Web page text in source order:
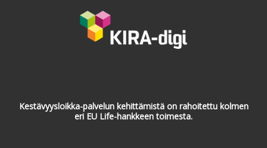
Kestävyysloikka-palvelun kehittämistä on rahoitettu kolmen
eri EU Life-hankkeen toimesta.